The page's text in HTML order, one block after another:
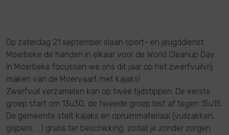
Op zaterdag 21 september slaan sport- en jeugddienst
Moerbeke de handen in elkaar voor de World Cleanup Day.
In Moerbeke focussen we ons dit jaar op het zwerfvuilvrij
maken van de Moervaart met kajaks!
Zwerfvuil verzamelen kan op twee tijdstippen. De eerste
groep start om 13u30, de tweede groep lost af tegen 15u15.
De gemeente stelt kajaks en opruimmateriaal (vuilzakken,
grijpers, …) gratis ter beschikking, zodat je zonder zorgen